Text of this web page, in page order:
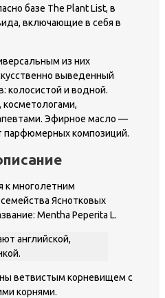
базе The Plant List, в
включающие в себя в
из них
выведенный
колосистой и водной.
Эфирное масло —
парфюмерных композиций.
к многолетним
Яснотковых
Mentha Peperita L.
английской,
ветвистым корневищем с
корнями.